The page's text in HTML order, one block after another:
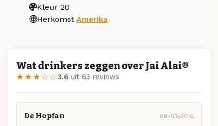
Kleur 20
Herkomst Amerika
Wat drinkers zeggen over Jai Alai®
★★★☆☆3.6 uit 63 reviews
De Hopfan 09-03-2016